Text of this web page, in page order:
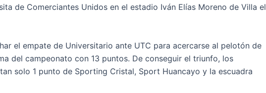
de Comerciantes Unidos en el estadio Iván Elías Moreno de Villa el
el empate de Universitario ante UTC para acercarse al pelotón de
del campeonato con 13 puntos. De conseguir el triunfo, los
tan solo 1 punto de Sporting Cristal, Sport Huancayo y la escuadra